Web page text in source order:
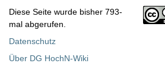
Diese Seite wurde bisher 793-
mal abgerufen.
Datenschutz
Über DG HochN-Wiki